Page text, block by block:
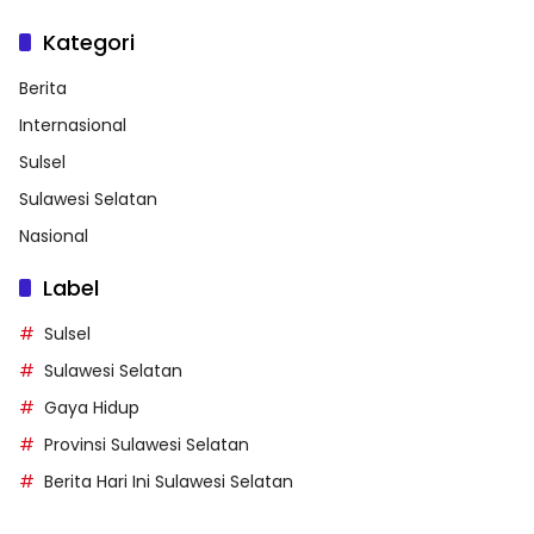
Kategori
Berita
Internasional
Sulsel
Sulawesi Selatan
Nasional
Label
Sulsel
Sulawesi Selatan
Gaya Hidup
Provinsi Sulawesi Selatan
Berita Hari Ini Sulawesi Selatan